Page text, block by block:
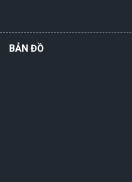
BẢN ĐỒ